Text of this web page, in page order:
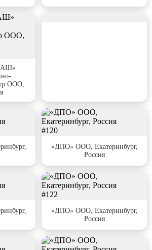
ООО,
#120
«ДПО» ООО, Екатеринбург,
Россия
#122
«ДПО» ООО, Екатеринбург,
Россия